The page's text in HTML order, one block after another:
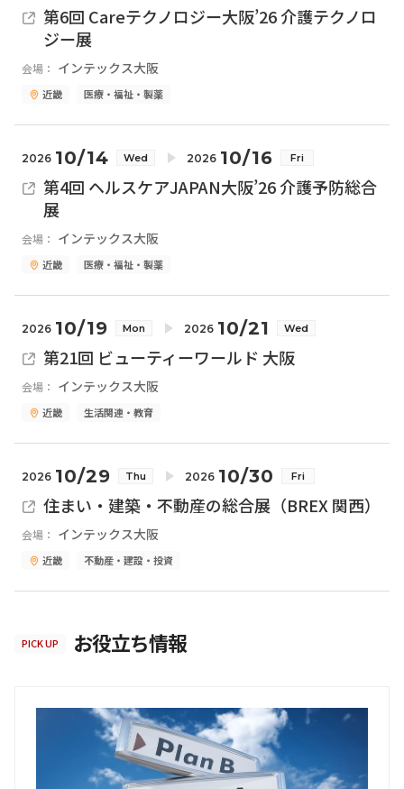
第6回 Careテクノロジー大阪’26 介護テクノロ
ジー展
会場： インテックス大阪
近畿 医療・福祉・製薬
2026 10/14 Wed 2026 10/16 Fri
第4回 ヘルスケアJAPAN大阪’26 介護予防総合
展
会場： インテックス大阪
近畿 医療・福祉・製薬
2026 10/19 Mon 2026 10/21 Wed
第21回 ビューティーワールド 大阪
会場： インテックス大阪
近畿 生活関連・教育
2026 10/29 Thu 2026 10/30 Fri
住まい・建築・不動産の総合展（BREX 関西）
会場： インテックス大阪
近畿 不動産・建設・投資
PICK UP お役立ち情報